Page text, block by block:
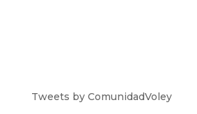
Tweets by ComunidadVoley